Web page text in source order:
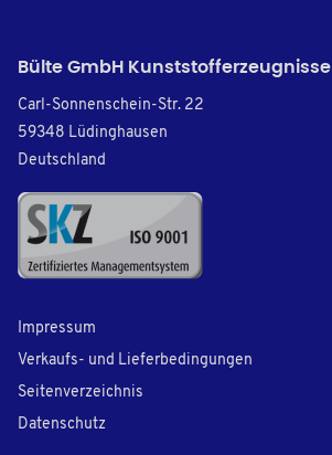
Bülte GmbH Kunststofferzeugnisse
Carl-Sonnenschein-Str. 22
59348 Lüdinghausen
Deutschland
Impressum
Verkaufs- und Lieferbedingungen
Seitenverzeichnis
Datenschutz